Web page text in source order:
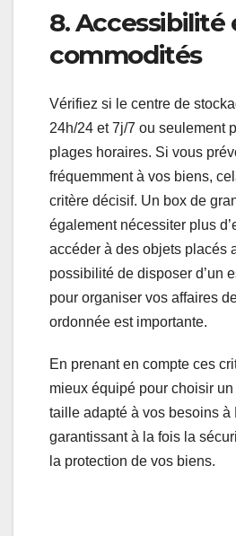
8. Accessibilité
commodités
Vérifiez si le centre de
24h/24 et 7j/7 ou seulement
plages horaires. Si vous
fréquemment à vos biens,
critère décisif. Un box de
également nécessiter plus
accéder à des objets placés
possibilité de disposer d’un
pour organiser vos affaires
ordonnée est importante.
En prenant en compte ces
mieux équipé pour choisir
taille adapté à vos besoins à
garantissant à la fois la
la protection de vos biens.